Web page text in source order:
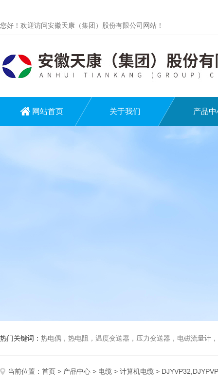
您好！欢迎访问安徽天康（集团）股份有限公司网站！
网站首页 关于我们 产品中
热门关键词： 热电偶，热电阻，温度变送器，压力变送器，电磁流量计，
当前位置： 首页 > 产品中心 > 电缆 > 计算机电缆 >